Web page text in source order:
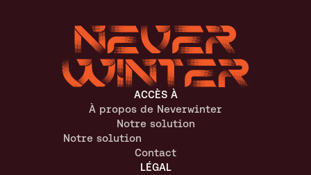
ACCÈS À
À propos de Neverwinter
Notre solution
Notre solution
Contact
LÉGAL